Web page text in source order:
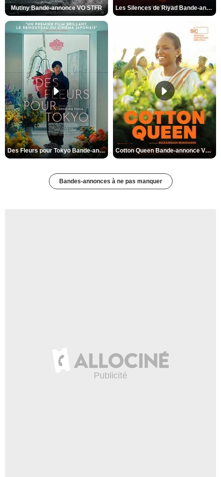
Mutiny Bande-annonce VO STFR Les Silences de Riyad Bande-annonce VO STFR
Des Fleurs pour Tokyo Bande-annonce VO STFR Cotton Queen Bande-annonce VO STFR
Bandes-annonces à ne pas manquer